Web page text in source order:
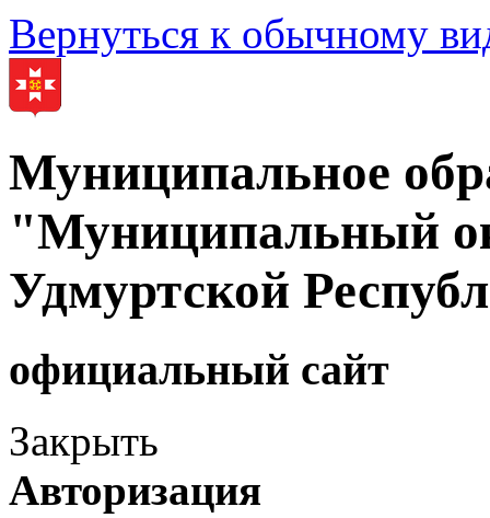
Вернуться к обычному
Муниципальное
"Муниципальный
Удмуртской
официальный сайт
Закрыть
Авторизация